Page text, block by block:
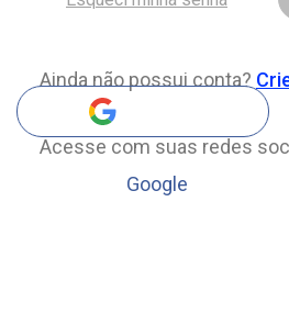
Ainda não possui conta?
Acesse com suas redes
Google